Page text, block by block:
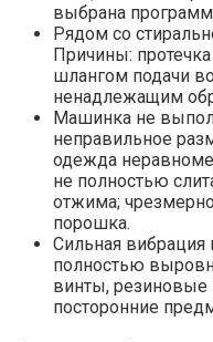
выбрана
Рядом со
Причины:
шлангом подачи
ненадлежащим
Машинка не
неправильное
одежда
не полностью
отжима;
порошка.
Сильная
полностью
винты, резиновые
посторонние